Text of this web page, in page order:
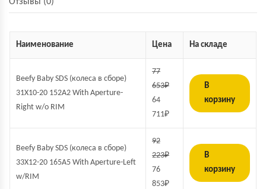
Наименование Цена На складе
Beefy Baby SDS (колеса в сборе)
31X10-20 152A2 With Aperture-
Right w/o RIM
77
653₽
64
711₽
В
корзину
Beefy Baby SDS (колеса в сборе)
33X12-20 165A5 With Aperture-Left
w/RIM
92
223₽
76
853₽
В
корзину